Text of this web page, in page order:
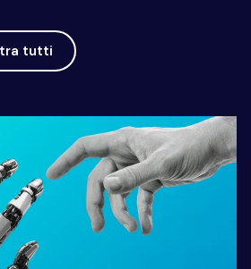
tutti